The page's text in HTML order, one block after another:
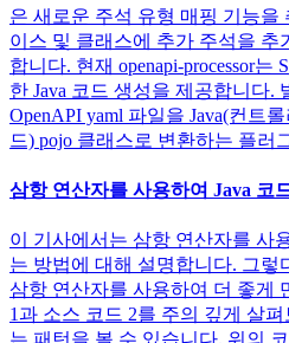
은 새로운 주석 유형 매핑 기능을
이스 및 클래스에 추가 주석을 추
합니다. 현재 openapi-processor는
한 Java 코드 생성을 제공합니다.
OpenAPI yaml 파일을 Java(컨트
드) pojo 클래스로 변환하는 플러
삼항 연산자를 사용하여 Java 코
이 기사에서는 삼항 연산자를 사
는 방법에 대해 설명합니다. 그렇
삼항 연산자를 사용하여 더 좋게
1과 소스 코드 2를 주의 깊게 살